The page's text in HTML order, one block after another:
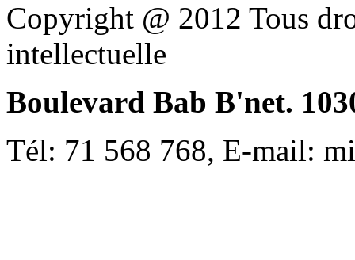
Copyright @ 2012 Tous
intellectuelle
Boulevard Bab B'net.
Tél: 71 568 768, E-mail: